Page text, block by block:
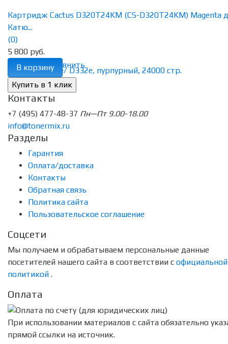
избранное сравнить
Картридж Cactus D320T24KM (CS-D320T24KM) Magenta
Катю...
(0)
5 800 руб.
В корзину
Контакты
+7 (495) 477-48-37 Пн—Пт 9.00-18.00
info@tonermix.ru
Разделы
Гарантия
Оплата/доставка
Контакты
Обратная связь
Политика сайта
Пользовательское соглашение
Соцсети
Мы получаем и обрабатываем персональные данные
посетителей нашего сайта в соответствии с официальной
политикой .
Оплата
При использовании материалов с сайта обязательно
прямой ссылки на источник.